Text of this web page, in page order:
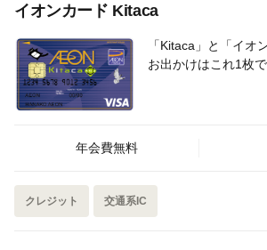
イオンカード Kitaca
「Kitaca」と「イオ
お出かけはこれ1枚で
年会費無料
クレジット 交通系IC